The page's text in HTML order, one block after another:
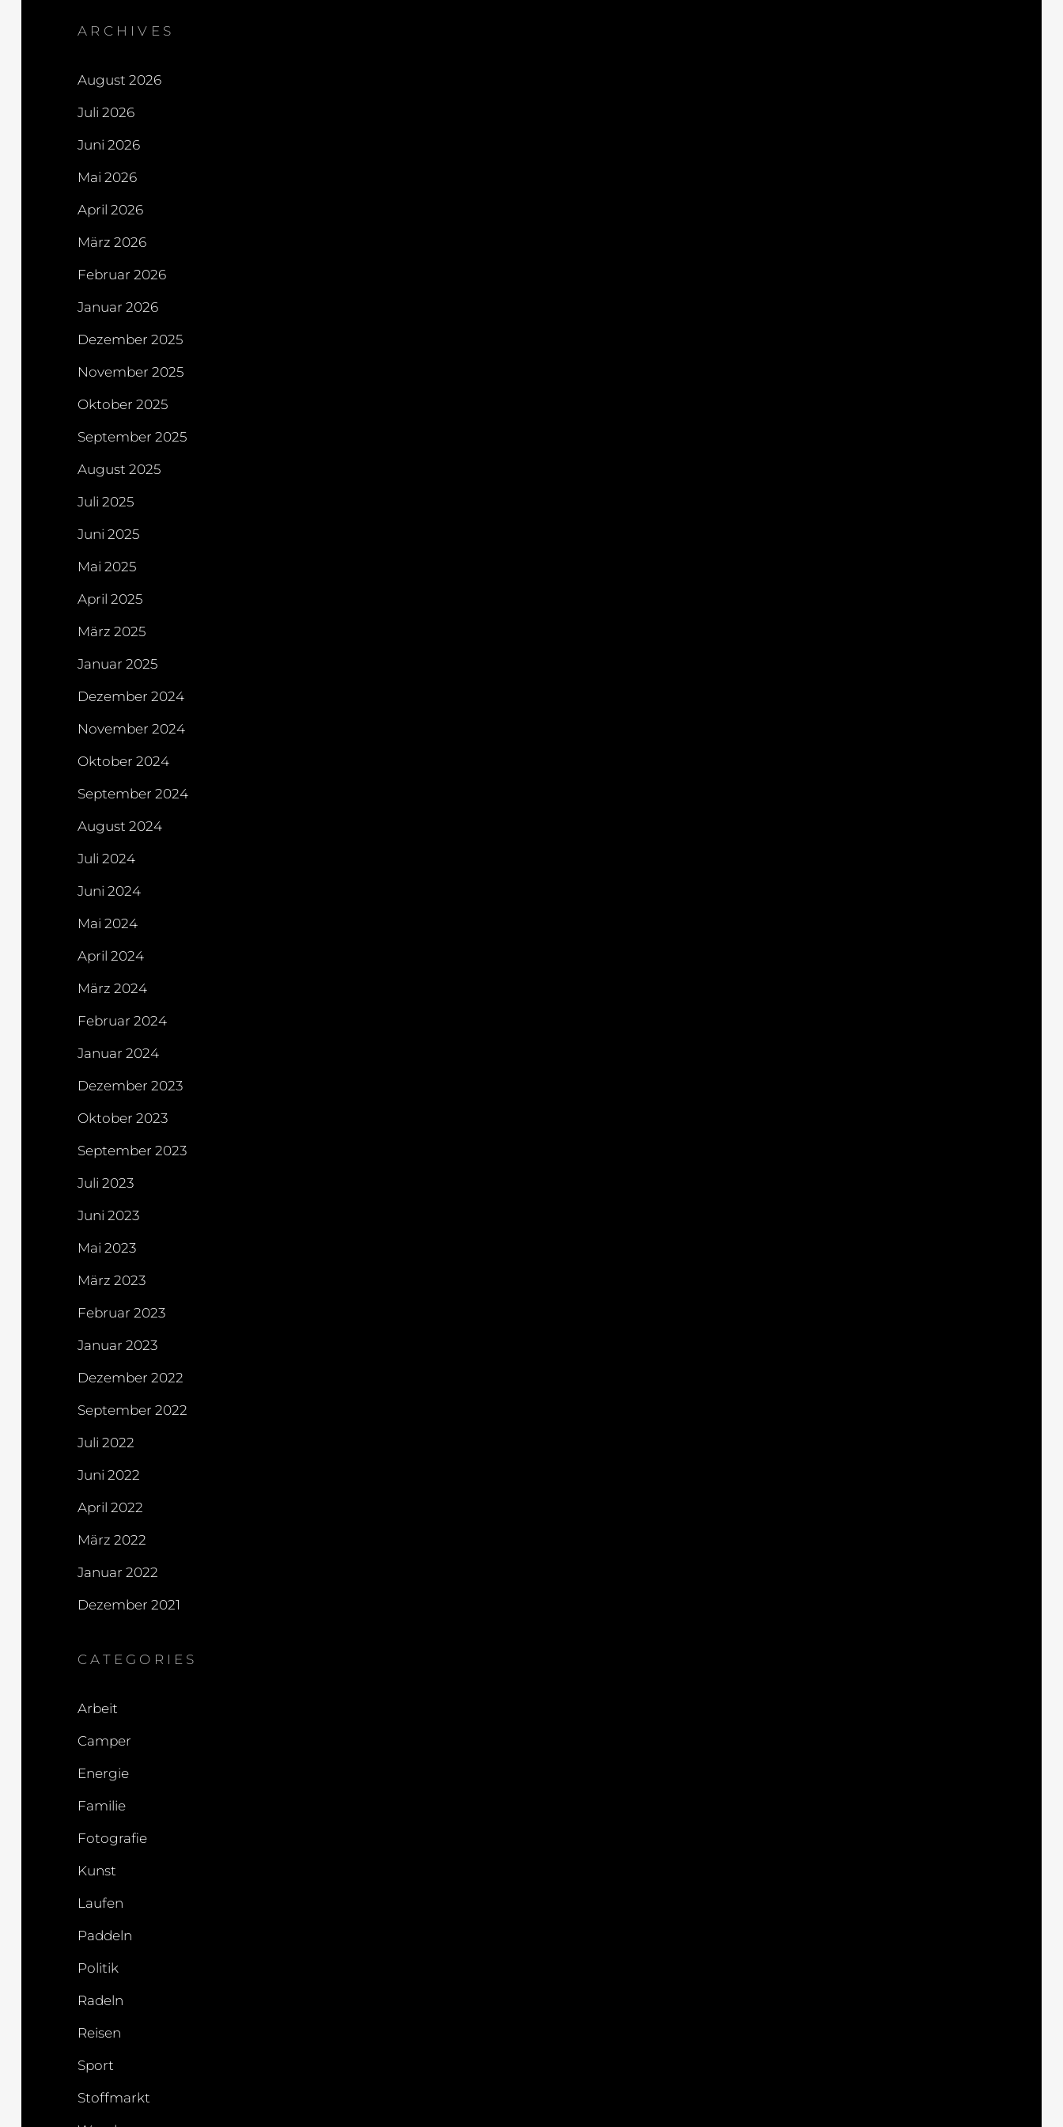
ARCHIVES
August 2026
Juli 2026
Juni 2026
Mai 2026
April 2026
März 2026
Februar 2026
Januar 2026
Dezember 2025
November 2025
Oktober 2025
September 2025
August 2025
Juli 2025
Juni 2025
Mai 2025
April 2025
März 2025
Januar 2025
Dezember 2024
November 2024
Oktober 2024
September 2024
August 2024
Juli 2024
Juni 2024
Mai 2024
April 2024
März 2024
Februar 2024
Januar 2024
Dezember 2023
Oktober 2023
September 2023
Juli 2023
Juni 2023
Mai 2023
März 2023
Februar 2023
Januar 2023
Dezember 2022
September 2022
Juli 2022
Juni 2022
April 2022
März 2022
Januar 2022
Dezember 2021
CATEGORIES
Arbeit
Camper
Energie
Familie
Fotografie
Kunst
Laufen
Paddeln
Politik
Radeln
Reisen
Sport
Stoffmarkt